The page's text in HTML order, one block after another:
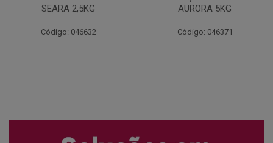
AURORA 5KG
Código: 046371
FATIADO PAKAN 200G
Código: 061522